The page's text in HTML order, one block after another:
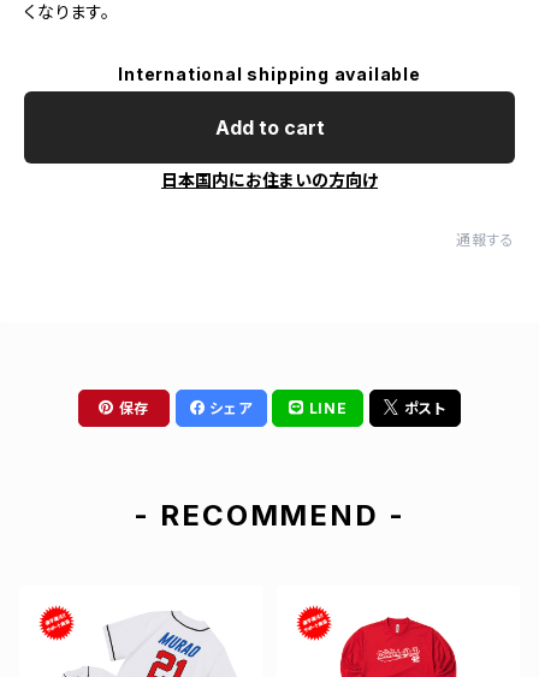
くなります。
International shipping available
Add to cart
日本国内にお住まいの方向け
通報する
保存 シェア LINE ポスト
- RECOMMEND -